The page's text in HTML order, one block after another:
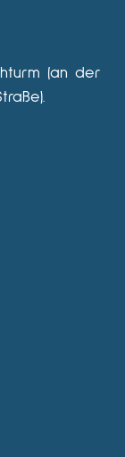
(an der